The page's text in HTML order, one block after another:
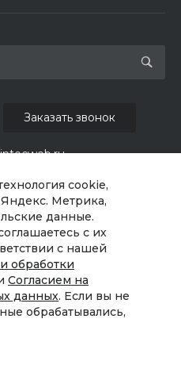
cookie,
Метрика,
данные.
с их
с нашей
обработки
Согласием на
данных. Если вы не
обрабатывались,
д. 39
Заказать звонок